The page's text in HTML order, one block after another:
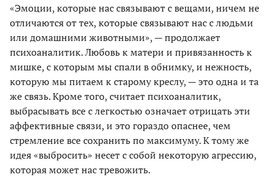
«Эмоции, которые нас связывают с вещами, ничем не
отличаются от тех, которые связывают нас с людьми
или домашними животными», — продолжает
психоаналитик. Любовь к матери и привязанность к
мишке, с которым мы спали в обнимку, и нежность,
которую мы питаем к старому креслу, — это одна и та
же связь. Кроме того, считает психоаналитик,
выбрасывать все с легкостью означает отрицать эти
аффективные связи, и это гораздо опаснее, чем
стремление все сохранить по максимуму. К тому же
идея «выбросить» несет с собой некоторую агрессию,
которая может нас тревожить.